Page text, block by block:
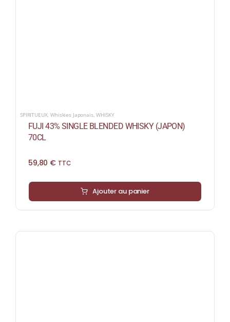
SPIRITUEUX,Whiskies Japonais,WHISKY
FUJI 43% SINGLE BLENDED WHISKY (JAPON)
70CL
59,80 € TTC
Ajouter au panier